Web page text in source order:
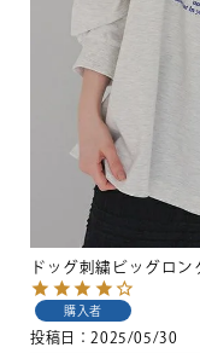
ドッグ刺繍ビッグロン
購入者
投稿日 2025/05/30